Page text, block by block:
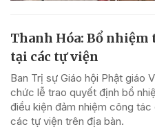
Thanh Hóa: Bổ
tại các tự viện
Ban Trị sự Giáo hội Phật giáo
chức lễ trao quyết định bổ
điều kiện đảm nhiệm công
các tự viện trên địa bàn.